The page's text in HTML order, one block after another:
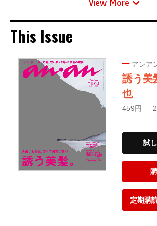
View More
This Issue
アンア
誘う美
也
459円 —
試
定期購